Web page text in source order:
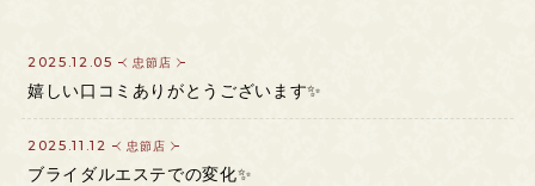
2025.12.05 忠節店
嬉しい口コミありがとうございます✨
2025.11.12 忠節店
ブライダルエステでの変化✨